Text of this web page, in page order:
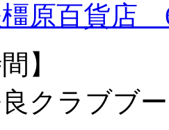
原百貨店
】
クラブブ